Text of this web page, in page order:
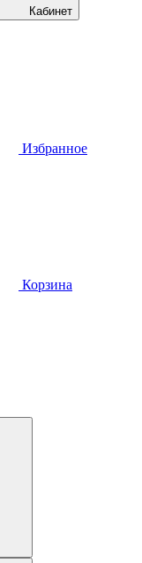
Кабинет
Избранное
Корзина